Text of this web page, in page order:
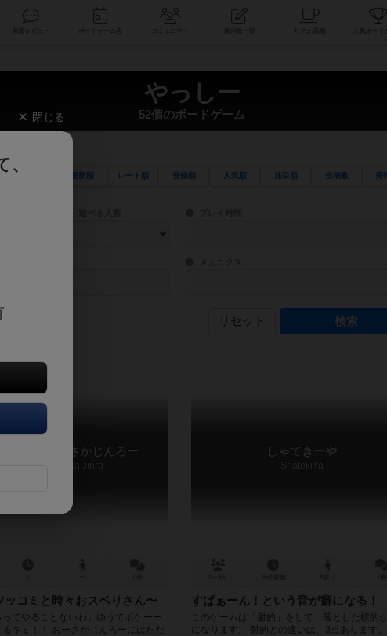
コミュニティ
やっしー
52個のボードゲーム
更新順 レート順 登録順 人気順 注目順 投稿数 発
ーワード検索ができます。
て検索できます。 目安となる所要時間を指定することができま
人物などモチーフ・ストーリーを指定することができます。直感的にゲームシステムを理解で
バー ゲーム性を構成するコアシステムです。主に
リセット
コテ！！おーさかじんろー
Kotekote! Osaka Jinro
ッコミと時々おスベりさん〜
ってやることないわ」ゆうてボケーー
キミ！！ おーさかじんろーにはただ
しゃてきーや
ShatekiYa
すぱぁーん！という音が癖になる！
このゲームは「射的」をして、落とした標的
になります。 射的との違いは、3点あります
閉じる